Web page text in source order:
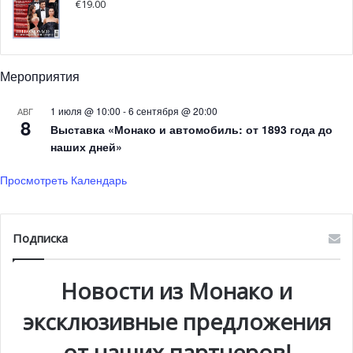
Фото: mairie de monaco
€19.00
Мероприятия
АВГ
8
1 июля @ 10:00 -6 сентября @ 20:00
Выставка «Монако и автомобиль: от 1893 года до
наших дней»
Просмотреть Календарь
Подписка
Новости из Монако и
эксклюзивные предложения